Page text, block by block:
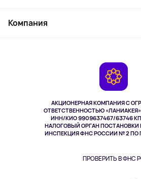
АКЦИОНЕРНАЯ КОМПАНИЯ С
ОТВЕТСТВЕННОСТЬЮ «ЛАНИАКЕЯ»
ИНН/КИО 9909637467/63746
НАЛОГОВЫЙ ОРГАН ПОСТАНОВКИ
ИНСПЕКЦИЯ ФНС РОССИИ № 2 ПО
ПРОВЕРИТЬ В ФНС
Парфюмерия и косметика
Одежда и аксессуары
Как заказать
Компания